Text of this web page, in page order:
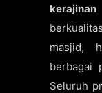
masjid,
berbagai
Seluruh